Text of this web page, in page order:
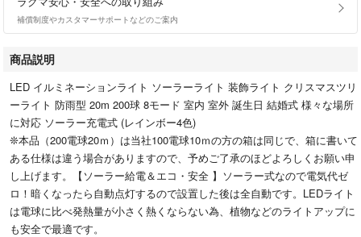
補償制度やカスタマーサポートなどのご案内
商品説明
LED イルミネーションライト ソーラーライト 装飾ライト クリスマスツリ
ーライト 防雨型 20m 200球 8モード 室内 室外 誕生日 結婚式 様々な場所
に対応 ソーラー充電式 (レインボー4色)
❊本品（200電球20ｍ）は当社100電球10ｍの方の箱は同じで、箱に書いて
ある仕様は違う場合がありますので、予めご了承のほどよろしくお願い申
し上げます。【ソーラー給電＆エコ・安全 】ソーラー式なので電気代ゼ
ロ！暗くなったら自動点灯するので設置した後は全自動です。LEDライト
は電球に比べ発熱量が小さく熱くならない為、植物などのライトアップに
も安全で最適です。